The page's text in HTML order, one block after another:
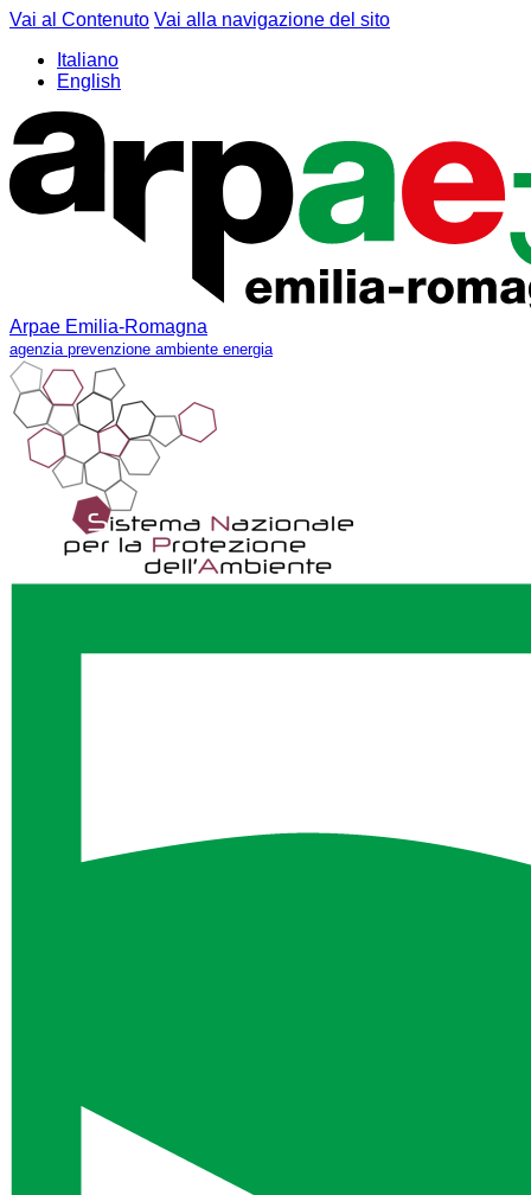
Vai al Contenuto Vai alla navigazione del sito
Italiano
English
Arpae Emilia-Romagna
agenzia prevenzione ambiente energia